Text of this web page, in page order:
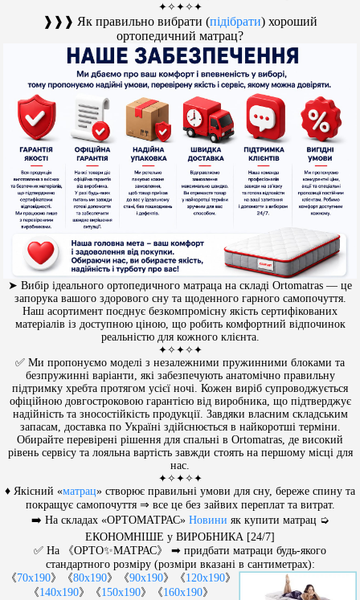
✦✧✦✧✦
❱❱❱ Як правильно вибрати (підібрати) хороший
ортопедичний матрац?
➤ Вибір ідеального ортопедичного матраца на складі Ortomatras — це
запорука вашого здорового сну та щоденного гарного самопочуття.
Наш асортимент поєднує безкомпромісну якість сертифікованих
матеріалів із доступною ціною, що робить комфортний відпочинок
реальністю для кожного клієнта.
✦✧✦✧✦
✅ Ми пропонуємо моделі з незалежними пружинними блоками та
безпружинні варіанти, які забезпечують анатомічно правильну
підтримку хребта протягом усієї ночі. Кожен виріб супроводжується
офіційною довгостроковою гарантією від виробника, що підтверджує
надійність та зносостійкість продукції. Завдяки власним складським
запасам, доставка по Україні здійснюється в найкоротші терміни.
Обирайте перевірені рішення для спальні в Ortomatras, де високий
рівень сервісу та лояльна вартість завжди стоять на першому місці для
нас.
✦✧✦✧✦
♦ Якісний «матрац» створює правильні умови для сну, береже спину та
покращує самопочуття ⇒ все це без зайвих переплат та витрат.
➡️ На складах «ОРТОМАТРАС» Новини як купити матрац ➭
ЕКОНОМНІШЕ у ВИРОБНИКА [24/7]
✅ На 《ОРТО✨МАТРАС》 ➡ придбати матраци будь-якого
стандартного розміру (розміри вказані в сантиметрах):
《70x190》《80x190》《90x190》《120x190》
《140x190》《150x190》《160x190》